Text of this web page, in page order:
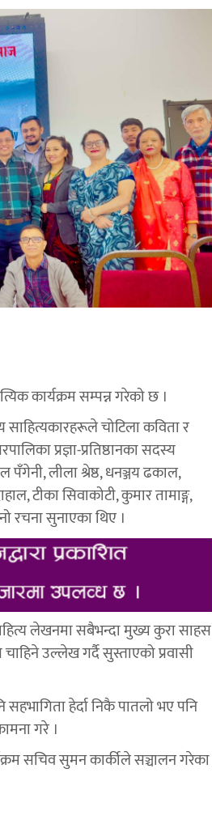
कार्यक्रम सम्पन्न गरेको छ ।
साहित्यकारहरूले चोटिला कविता र
प्रज्ञा-प्रतिष्ठानका सदस्य
पँगेनी, लीला श्रेष्ठ, धनञ्जय ढकाल,
टीका सिवाकोटी, कुमार तामाङ्ग,
रचना सुनाएका थिए ।
लेखनमा सबैभन्दा मुख्य कुरा साहस
उल्लेख गर्दै सुस्ताएको प्रवासी
हेर्दा निकै पातलो भए पनि
गरे ।
सचिव सुमन कार्कीले सञ्चालन गरेका